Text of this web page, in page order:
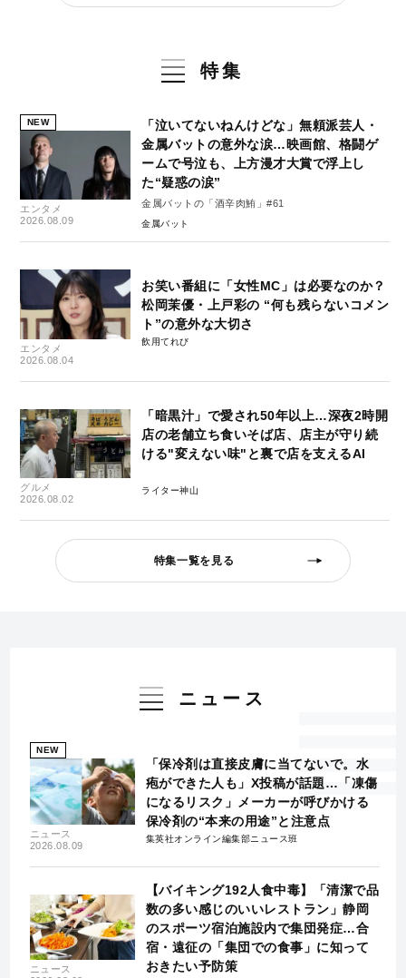
特集
NEW
エンタメ
2026.08.09
「泣いてないねんけどな」無頼派芸人・
金属バットの意外な涙…映画館、格闘ゲ
ームで号泣も、上方漫才大賞で浮上し
た“疑惑の涙”
金属バットの「酒辛肉鮪」#61
金属バット
エンタメ
2026.08.04
お笑い番組に「女性MC」は必要なのか？
松岡茉優・上戸彩の “何も残らないコメン
ト”の意外な大切さ
飲用てれび
グルメ
2026.08.02
「暗黒汁」で愛され50年以上…深夜2時開
店の老舗立ち食いそば店、店主が守り続
ける"変えない味"と裏で店を支えるAI
ライター神山
特集一覧を見る
ニュース
NEW
ニュース
2026.08.09
「保冷剤は直接皮膚に当てないで。水
疱ができた人も」X投稿が話題…「凍傷
になるリスク」メーカーが呼びかける
保冷剤の“本来の用途”と注意点
集英社オンライン編集部ニュース班
ニュース
【バイキング192人食中毒】「清潔で品
数の多い感じのいいレストラン」静岡
のスポーツ宿泊施設内で集団発症…合
宿・遠征の「集団での食事」に知って
おきたい予防策